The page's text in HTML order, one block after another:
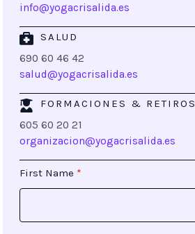
info@yogacrisalida.es
SALUD
690 60 46 42
salud@yogacrisalida.es
FORMACIONES & RETIROS
605 60 20 21
organizacion@yogacrisalida.es
First Name